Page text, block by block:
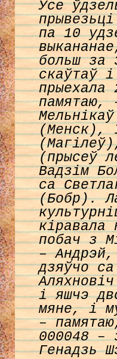
Усе
па 10
больш за
скаўтаў
памятаю,
(Менск),
(прысеў
Вадзім
са
(Бобр).
кіравала
побач з
–
дзяўчо
і яшчэ
мяне, і
–
000048 –
Генадзь